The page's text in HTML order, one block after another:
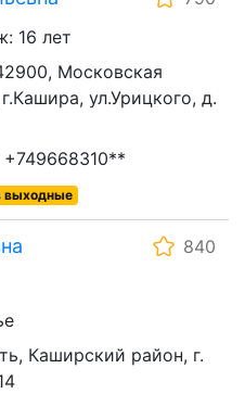
16 лет
Московская
ул.Урицкого, д.
+749668310**
выходные
840
Каширский район, г.